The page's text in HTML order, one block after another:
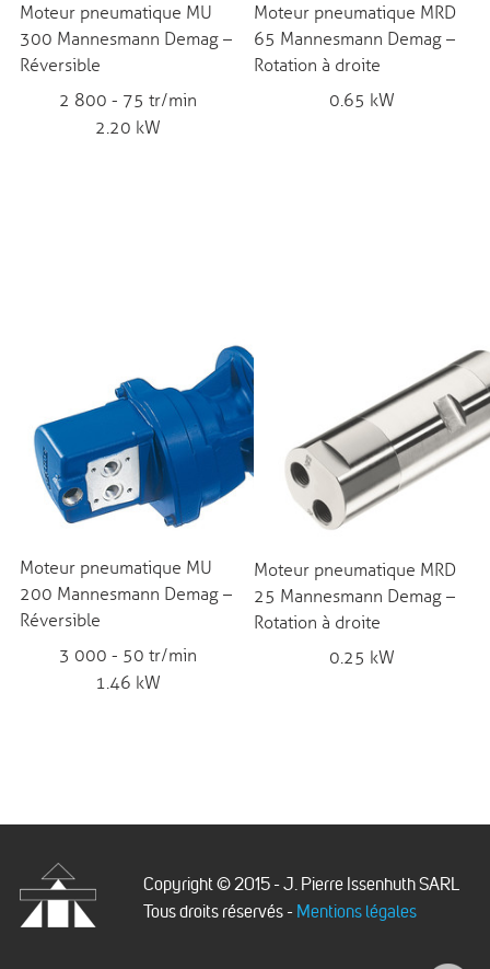
Moteur pneumatique MU
300 Mannesmann Demag –
Réversible
2 800 - 75 tr/min
2.20 kW
Moteur pneumatique MRD
65 Mannesmann Demag –
Rotation à droite
0.65 kW
Moteur pneumatique MU
200 Mannesmann Demag –
Réversible
3 000 - 50 tr/min
1.46 kW
Moteur pneumatique MRD
25 Mannesmann Demag –
Rotation à droite
0.25 kW
Copyright © 2015 - J. Pierre Issenhuth SARL
Tous droits réservés - Mentions légales